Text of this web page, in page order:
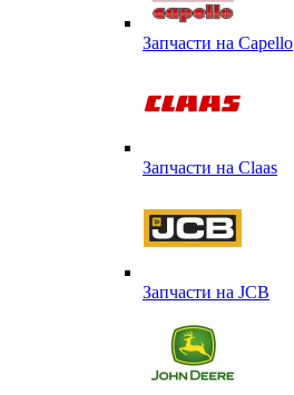
Запчасти на Capello
Запчасти на Сlaas
Запчасти на JCB